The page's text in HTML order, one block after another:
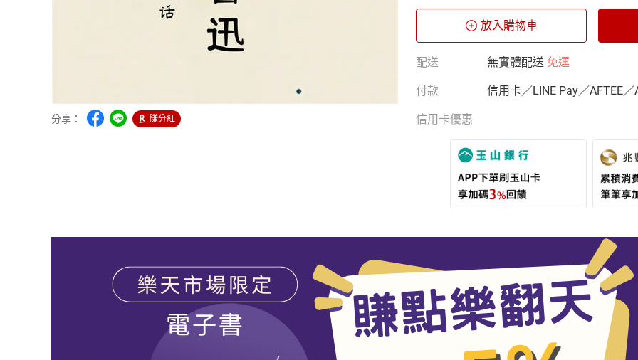
分享： 賺分紅
放入購物車
配送 無實體配送 免運
付款 信用卡／LINE Pay／AFTEE／
信用卡優惠